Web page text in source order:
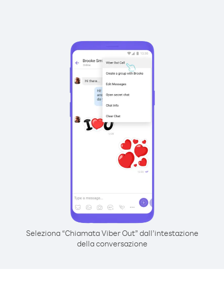
Seleziona “Chiamata Viber Out” dall’intestazione
della conversazione